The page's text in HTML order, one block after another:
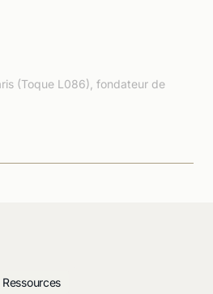
(Toque L086), fondateur de
Ressources